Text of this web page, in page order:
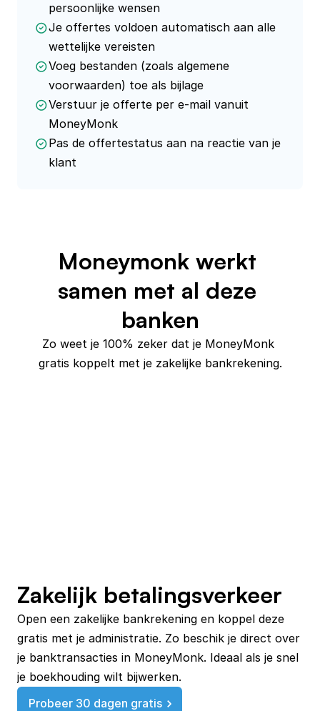
persoonlijke wensen
Je offertes voldoen automatisch aan alle
wettelijke vereisten
Voeg bestanden (zoals algemene
voorwaarden) toe als bijlage
Verstuur je offerte per e-mail vanuit
MoneyMonk
Pas de offertestatus aan na reactie van je
klant
Moneymonk werkt
samen met al deze
banken
Zo weet je 100% zeker dat je MoneyMonk
gratis koppelt met je zakelijke bankrekening.
Zakelijk betalingsverkeer
Open een zakelijke bankrekening en koppel deze
gratis met je administratie. Zo beschik je direct over
je banktransacties in MoneyMonk. Ideaal als je snel
Probeer 30 dagen gratis